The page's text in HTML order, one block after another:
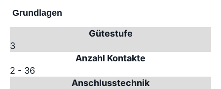
Grundlagen
Gütestufe
3
Anzahl Kontakte
2 - 36
Anschlusstechnik